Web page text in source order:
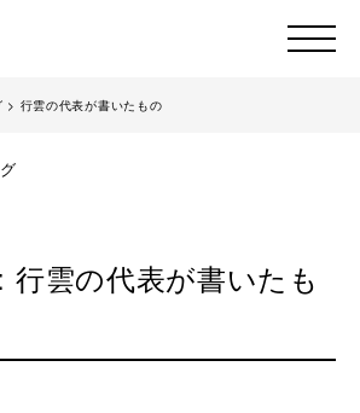
> 行雲の代表が書いたもの
行雲の代表が書いたも